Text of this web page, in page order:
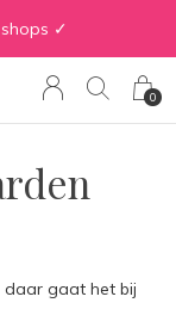
0
✓
daar gaat het bij